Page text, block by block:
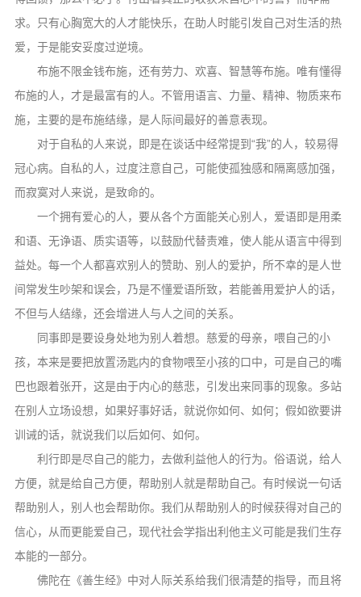
求。只有心胸宽大的人才能快乐，在助人时能引发自己对生活的热
爱，于是能安妥度过逆境。
布施不限金钱布施，还有劳力、欢喜、智慧等布施。唯有懂得
布施的人，才是最富有的人。不管用语言、力量、精神、物质来布
施，主要的是布施结缘，是人际间最好的善意表现。
对于自私的人来说，即是在谈话中经常提到“我”的人，较易得
冠心病。自私的人，过度注意自己，可能使孤独感和隔离感加强，
而寂寞对人来说，是致命的。
一个拥有爱心的人，要从各个方面能关心别人，爱语即是用柔
和语、无诤语、质实语等，以鼓励代替责难，使人能从语言中得到
益处。每一个人都喜欢别人的赞助、别人的爱护，所不幸的是人世
间常发生吵架和误会，乃是不懂爱语所致，若能善用爱护人的话，
不但与人结缘，还会增进人与人之间的关系。
同事即是要设身处地为别人着想。慈爱的母亲，喂自己的小
孩，本来是要把放置汤匙内的食物喂至小孩的口中，可是自己的嘴
巴也跟着张开，这是由于内心的慈悲，引发出来同事的现象。多站
在别人立场设想，如果好事好话，就说你如何、如何；假如欲要讲
训诫的话，就说我们以后如何、如何。
利行即是尽自己的能力，去做利益他人的行为。俗语说，给人
方便，就是给自己方便，帮助别人就是帮助自己。有时候说一句话
帮助别人，别人也会帮助你。我们从帮助别人的时候获得对自己的
信心，从而更能爱自己，现代社会学指出利他主义可能是我们生存
本能的一部分。
佛陀在《善生经》中对人际关系给我们很清楚的指导，而且将